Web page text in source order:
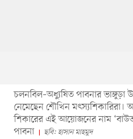
চলনবিল–অধ্যুষিত পাবনার ভাঙ্গুড়া
নেমেছেন শৌখিন মৎস্যশিকারিরা।
শিকারের এই আয়োজনের নাম
পাবনা
ছবি: হাসান মাহমুদ